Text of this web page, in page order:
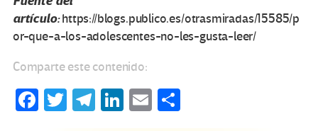
artículo:https://blogs.publico.es/otrasmiradas/15585/p
or-que-a-los-adolescentes-no-les-gusta-leer/
Comparte este contenido:
Fa T
Te Li
E